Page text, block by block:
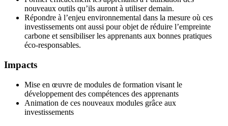
nouveaux outils qu’ils auront à utiliser demain.
Répondre à l’enjeu environnemental dans la mesure où ces
investissements ont aussi pour objet de réduire l’empreinte
carbone et sensibiliser les apprenants aux bonnes pratiques
éco-responsables.
Impacts
Mise en œuvre de modules de formation visant le
développement des compétences des apprenants
Animation de ces nouveaux modules grâce aux
investissements